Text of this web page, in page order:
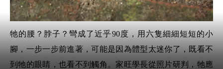
牠的腰？脖子？彎成了近乎90度，用六隻細細短短的小
腳，一步一步前進著，可能是因為體型太迷你了，既看不
到牠的眼睛，也看不到觸角。家旺學長從照片研判，牠應